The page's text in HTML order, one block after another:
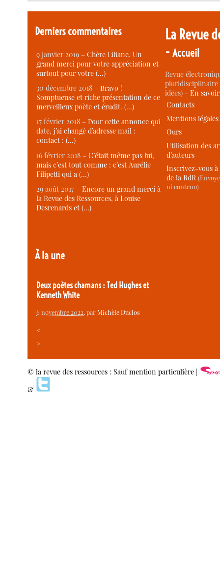
Derniers commentaires
9 janvier 2019 –Chère Liliane, Un
grand merci pour votre appréciation et
surtout pour votre (…)
30 décembre 2018 –Bravo !
Somptueuse et riche présentation de ce
merveilleux poète et érudit. (…)
17 février 2018 –Pour cette annonce qui
date, j’ai changé d’adresse mail :
contact : (…)
16 février 2018 –C’était même pas lui,
mais c’est tout comme : c’est Aurélie
Filipetti qui a (…)
29 août 2017 –Encore un grand merci à
la Revue des Ressources, à Louise
Desrenards et (…)
À la une
Deux poètes chamans : Ted Hughes et
Kenneth White
6 novembre 2022, parMichèle Duclos
<
>
La Revue
-Accueil
Revue
idées) -En
Contacts
Mentions légales
Ours
Utilisation des
d’auteurs
Inscrivez-vous
de la RdR
ni contenu)
© la revue des ressources : Sauf mention particulière |
&